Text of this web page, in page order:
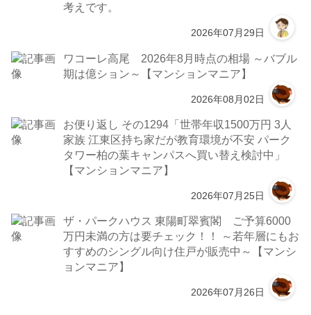
考えです。
2026年07月29日
ワコーレ高尾 2026年8月時点の相場 ～バブル
期は億ション～【マンションマニア】
2026年08月02日
お便り返し その1294「世帯年収1500万円 3人
家族 江東区持ち家だが教育環境が不安 パーク
タワー柏の葉キャンパスへ買い替え検討中」
【マンションマニア】
2026年07月25日
ザ・パークハウス 東陽町翠賓閣 ご予算6000
万円未満の方は要チェック！！ ～若年層にもお
すすめのシングル向け住戸が販売中～【マンシ
ョンマニア】
2026年07月26日